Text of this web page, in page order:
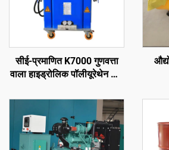
सीई-प्रमाणित K7000 गुणवत्ता
वाला हाइड्रोलिक पॉलीयूरेथेन और